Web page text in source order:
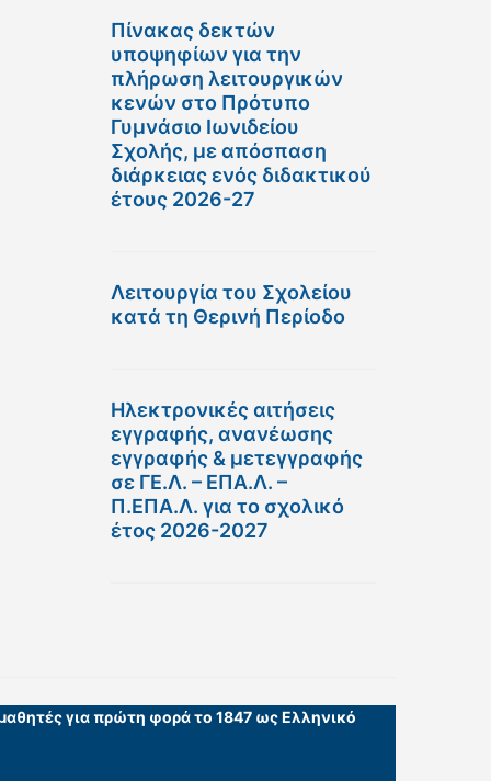
Πίνακας δεκτών
υποψηφίων για την
πλήρωση λειτουργικών
κενών στο Πρότυπο
Γυμνάσιο Ιωνιδείου
Σχολής, με απόσπαση
διάρκειας ενός διδακτικού
έτους 2026-27
Λειτουργία του Σχολείου
κατά τη Θερινή Περίοδο
Ηλεκτρονικές αιτήσεις
εγγραφής, ανανέωσης
εγγραφής & μετεγγραφής
σε ΓΕ.Λ. – ΕΠΑ.Λ. –
Π.ΕΠΑ.Λ. για το σχολικό
έτος 2026-2027
για πρώτη φορά το 1847 ως Ελληνικό